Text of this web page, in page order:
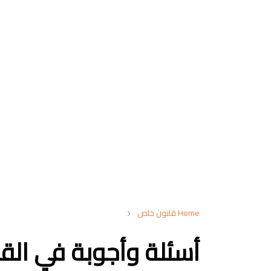
Homeقانون خاص
أسئلة وأجوبة في